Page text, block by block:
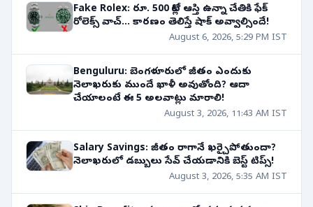
Fake Rolex: రూ. 500 కోట్ల ఆస్తి ఉన్నా చేతికి ఫేక్
రోలెక్స్ వాచ్... కారణం తెలిస్తే షాక్ అవ్వాల్సిందే!
August 6, 2026, 5:29 PM IST
Benguluru: బెంగళూరులో జీతం ఎందుకు
నెలాఖరుకు ముందే ఖాళీ అవుతోంది? ఆదా
చేయాలంటే ఈ 5 అలవాట్లు మారాలి!
August 3, 2026, 11:43 AM IST
Salary Savings: జీతం రాగానే ఖర్చైపోతుందా?
నెలాఖరులో డబ్బులు సేవ్ చేయడానికి బెస్ట్ టిప్స్!
August 3, 2026, 5:35 AM IST